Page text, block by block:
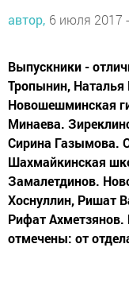
автор, 6 июля 2017
Выпускники -
Тропынин,
Новошешминская
Минаева.
Сирина Газымова.
Шахмайкинская
Замалетдинов.
Хоснуллин, Ришат
Рифат
отмечены: от